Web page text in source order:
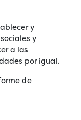
y
y
a las
por igual.
de